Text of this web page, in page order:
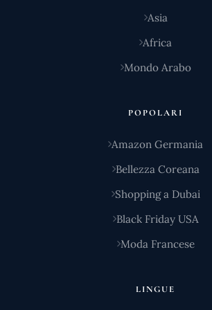
Asia
Africa
Mondo Arabo
POPOLARI
Amazon Germania
Bellezza Coreana
Shopping a Dubai
Black Friday USA
Moda Francese
LINGUE